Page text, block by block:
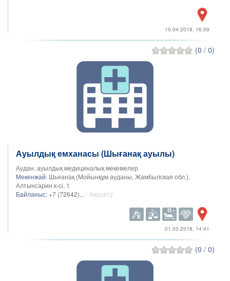
10.04.2018, 16:09
(0 / 0)
Ауылдық емханасы (Шығанақ ауылы)
Аудан, ауылдық медициналық мекемелер
Мекенжай: Шығанақ (Мойынқұм ауданы, Жамбылская обл.),
Алтынсарин к-сі, 1
Байланыс: +7 (72642)... - Көрсету
01.03.2018, 14:41
(0 / 0)